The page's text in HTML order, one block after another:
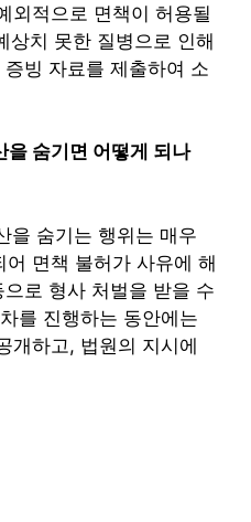
외적으로 면책이 허용될
상치 못한 질병으로 인해
빙 자료를 제출하여 소
을 숨기면 어떻게 되나
을 숨기는 행위는 매우
면책 불허가 사유에 해
로 형사 처벌을 받을 수
를 진행하는 동안에는
개하고, 법원의 지시에